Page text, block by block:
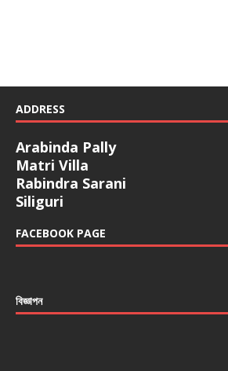
ADDRESS
Arabinda Pally
Matri Villa
Rabindra Sarani
Siliguri
FACEBOOK PAGE
বিজ্ঞাপন